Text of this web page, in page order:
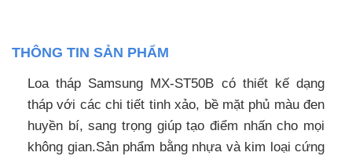
THÔNG TIN SẢN PHẨM
Loa tháp Samsung MX-ST50B có thiết kế dạng
tháp với các chi tiết tinh xảo, bề mặt phủ màu đen
huyền bí, sang trọng giúp tạo điểm nhấn cho mọi
không gian.Sản phẩm bằng nhựa và kim loại cứng